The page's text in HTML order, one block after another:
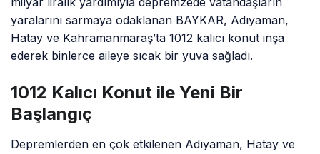
yaralarını sarmaya odaklanan BAYKAR, Adıyaman,
Hatay ve Kahramanmaraş’ta 1012 kalıcı konut inşa
ederek binlerce aileye sıcak bir yuva sağladı.
1012 Kalıcı Konut ile Yeni Bir
Başlangıç
Depremlerden en çok etkilenen Adıyaman, Hatay ve